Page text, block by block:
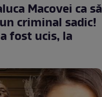
Macovei ca să
criminal sadic!
fost ucis, la